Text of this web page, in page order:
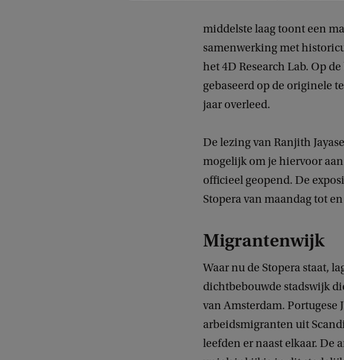
middelste laag toont een
samenwerking met
het 4D Research Lab. Op
gebaseerd op de originele
jaar overleed.
De lezing van Ranjith
mogelijk om je hiervoor
officieel geopend. De
Stopera van maandag tot
Migrantenwijk
Waar nu de Stopera staat,
dichtbebouwde stadswijk
van Amsterdam.
arbeidsmigranten uit
leefden er naast elkaar. De